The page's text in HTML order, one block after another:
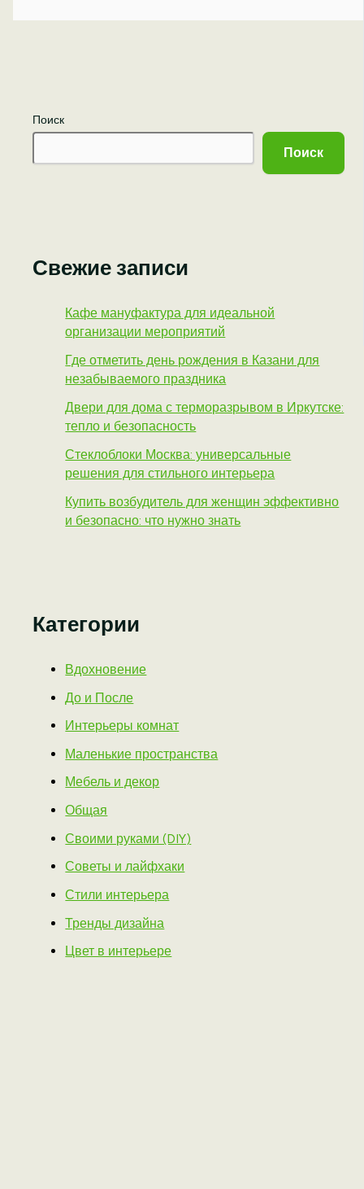
Поиск
Поиск
Свежие записи
Кафе мануфактура для идеальной
организации мероприятий
Где отметить день рождения в Казани для
незабываемого праздника
Двери для дома с терморазрывом в Иркутске:
тепло и безопасность
Стеклоблоки Москва: универсальные
решения для стильного интерьера
Купить возбудитель для женщин эффективно
и безопасно: что нужно знать
Категории
Вдохновение
До и После
Интерьеры комнат
Маленькие пространства
Мебель и декор
Общая
Своими руками (DIY)
Советы и лайфхаки
Стили интерьера
Тренды дизайна
Цвет в интерьере